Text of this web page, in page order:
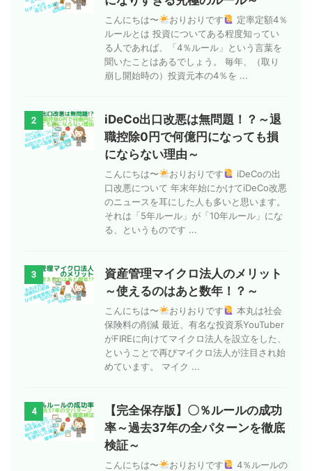
こんにちは〜 おりおりです
定率定額4％
ルールとは 投資についてある程度知ってい
る人であれば、「4％ルール」という言葉を
聞いたことはあるでしょう。 毎年、（取り
崩し開始時の）投資元本の4％を ...
2
iDeCo出口改悪は無問題！？～退
職控除0円で何億円になっても損
にならない理由～
こんにちは〜 おりおりです
iDeCoの出
口改悪について 年末年始にかけてiDeCo改悪
のニュースを耳にした人も多いと思います。
それは「5年ルール」が「10年ルール」にな
る、というものです ...
3
資産管理マイクロ法人のメリット
～使えるのはあと数年！？～
こんにちは〜 おりおりです
本丸は社会
保険料の削減 最近、有名な投資系YouTuber
がFIREに向けてマイクロ法人を設立をした、
ということで再びマイクロ法人が注目され始
めています。 マイク ...
4
【完全保存版】〇％ルールの成功
率～過去37年の全パターンを徹底
検証～
こんにちは〜 おりおりです 4％ルールの